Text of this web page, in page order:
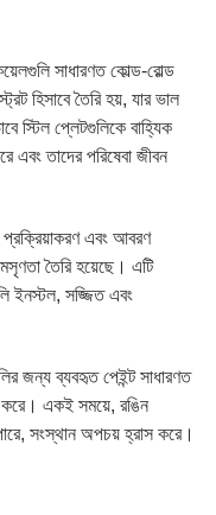
সাধারণত কোল্ড-রোল্ড
হিসাবে তৈরি হয়, যার ভাল
স্টিল প্লেটগুলিকে বাহ্যিক
এবং তাদের পরিষেবা জীবন
প্রক্রিয়াকরণ এবং আবরণ
তৈরি হয়েছে। এটি
ইনস্টল, সজ্জিত এবং
জন্য ব্যবহৃত পেইন্ট সাধারণত
করে। একই সময়ে, রঙিন
সংস্থান অপচয় হ্রাস করে।